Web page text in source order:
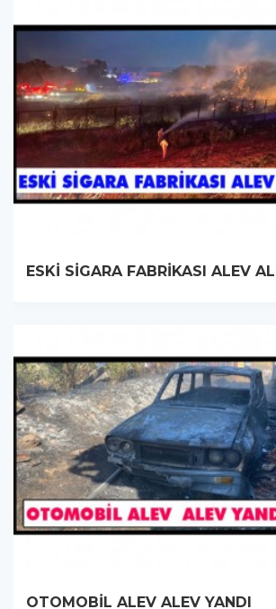
ESKİ SİGARA FABRİKASI ALEV
OTOMOBİL ALEV ALEV YANDI